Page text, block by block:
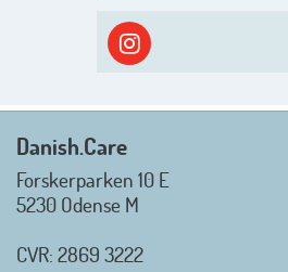
ud i solen, ned til
skyggen igen.
sommerlukket i uge 29
Mvh. Anders, Helle og
Danish.Care
Forskerparken 10 E
5230 Odense M
CVR: 2869 3222